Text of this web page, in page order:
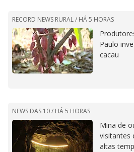
RECORD NEWS RURAL / HÁ 5 HORAS
Paulo
cacau
NEWS DAS 10 / HÁ 5 HORAS
Mina de
visitantes
altas